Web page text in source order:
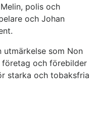
polis och
och Johan
utmärkelse som Non
företag och förebilder
starka och tobaksfria